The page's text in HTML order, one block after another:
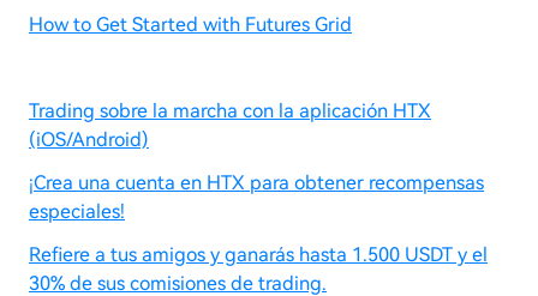
How to Get Started with Futures Grid
Trading sobre la marcha con la aplicación HTX
(iOS/Android)
¡Crea una cuenta en HTX para obtener recompensas
especiales!
Refiere a tus amigos y ganarás hasta 1.500 USDT y el
30% de sus comisiones de trading.